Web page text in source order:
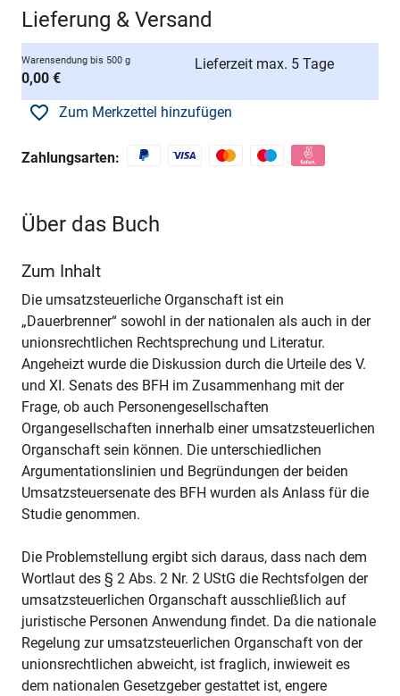
Lieferung & Versand
Warensendung bis 500 g
0,00 €
Lieferzeit max. 5 Tage
Zum Merkzettel hinzufügen
Zahlungsarten:
Über das Buch
Zum Inhalt
Die umsatzsteuerliche Organschaft ist ein
„Dauerbrenner“ sowohl in der nationalen als auch in der
unionsrechtlichen Rechtsprechung und Literatur.
Angeheizt wurde die Diskussion durch die Urteile des V.
und XI. Senats des BFH im Zusammenhang mit der
Frage, ob auch Personengesellschaften
Organgesellschaften innerhalb einer umsatzsteuerlichen
Organschaft sein können. Die unterschiedlichen
Argumentationslinien und Begründungen der beiden
Umsatzsteuersenate des BFH wurden als Anlass für die
Studie genommen.
Die Problemstellung ergibt sich daraus, dass nach dem
Wortlaut des § 2 Abs. 2 Nr. 2 UStG die Rechtsfolgen der
umsatzsteuerlichen Organschaft ausschließlich auf
juristische Personen Anwendung findet. Da die nationale
Regelung zur umsatzsteuerlichen Organschaft von der
unionsrechtlichen abweicht, ist fraglich, inwieweit es
dem nationalen Gesetzgeber gestattet ist, engere